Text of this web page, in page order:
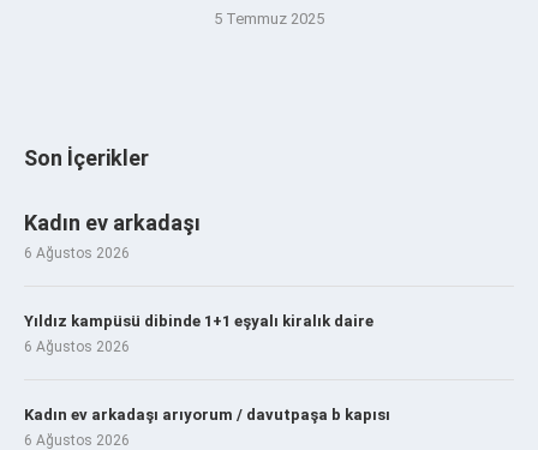
5 Temmuz 2025
Son İçerikler
Kadın ev arkadaşı
6 Ağustos 2026
Yıldız kampüsü dibinde 1+1 eşyalı kiralık daire
6 Ağustos 2026
Kadın ev arkadaşı arıyorum / davutpaşa b kapısı
6 Ağustos 2026